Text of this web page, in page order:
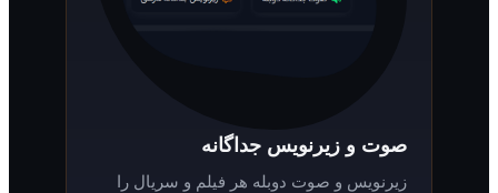
صوت و زیرنویس جداگانه
زیرنویس و صوت دوبله هر فیلم و سریال را